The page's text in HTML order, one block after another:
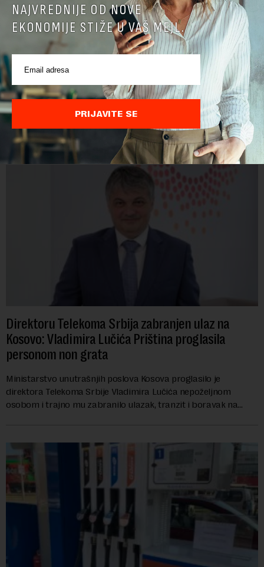
POVEZANI SADRŽAJI
Direktoru Telekoma Srbija zabranjen ulaz na
Kosovo: Vladimira Lučića Priština proglasila
personom non grata
Ministarstvo unutrašnjih poslova Kosova proglasilo je
direktora Telekoma Srbije Vladimira Lučića nepoželjnom
osobom i trajno mu zabranilo ulazak, tranzit i boravak na
NAJVREDNIJE OD NOVE
EKONOMIJE STIŽE U VAŠ MEJL.
PRIJAVITE SE